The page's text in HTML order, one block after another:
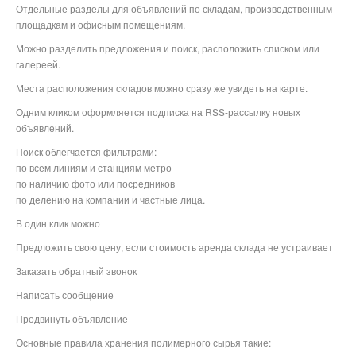
Отдельные разделы для объявлений по складам, производственным
площадкам и офисным помещениям.
Можно разделить предложения и поиск, расположить списком или
галереей.
Места расположения складов можно сразу же увидеть на карте.
Одним кликом оформляется подписка на RSS-рассылку новых
объявлений.
Поиск облегчается фильтрами:
по всем линиям и станциям метро
по наличию фото или посредников
по делению на компании и частные лица.
В один клик можно
Предложить свою цену, если стоимость аренда склада не устраивает
Заказать обратный звонок
Написать сообщение
Продвинуть объявление
Основные правила хранения полимерного сырья такие: